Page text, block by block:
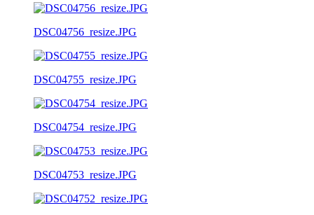
DSC04756_resize.JPG
DSC04755_resize.JPG
DSC04754_resize.JPG
DSC04753_resize.JPG